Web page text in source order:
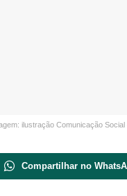
ilustração Comunicação
Compartilhar no